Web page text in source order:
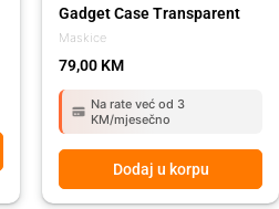
Maskice
Gadget Case Transparent
79,00 KM
Na rate već od 3
KM/mjesečno
Dodaj u korpu